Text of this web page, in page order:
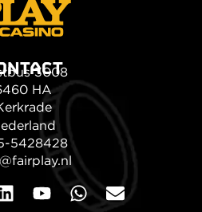
3008
HA
5428428